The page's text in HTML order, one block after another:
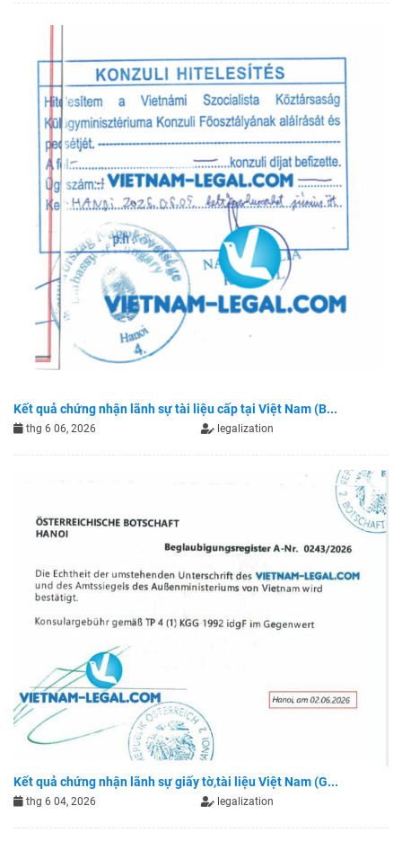
Kết quả chứng nhận lãnh sự tài liệu cấp tại Việt Nam (B...
thg 6 06, 2026 legalization
Kết quả chứng nhận lãnh sự giấy tờ,tài liệu Việt Nam (G...
thg 6 04, 2026 legalization